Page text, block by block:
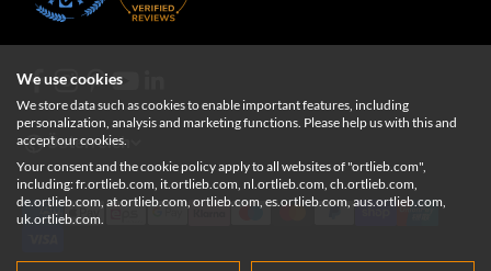
Österreich
We use cookies
We store data such as cookies to enable important features, including
personalization, analysis and marketing functions. Please help us with this and
accept our cookies.
Your consent and the cookie policy apply to all websites of "ortlieb.com",
including: fr.ortlieb.com, it.ortlieb.com, nl.ortlieb.com, ch.ortlieb.com,
de.ortlieb.com, at.ortlieb.com, ortlieb.com, es.ortlieb.com, aus.ortlieb.com,
uk.ortlieb.com.